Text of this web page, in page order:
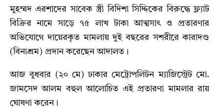
মুহম্মদ এরশাদের সাবেক স্ত্রী বিদিশা সিদ্দিকের বিরুদ্ধে ফ্ল্যাট
বিক্রির নামে সাড়ে ৭৫ লাখ টাকা আত্মসাৎ ও প্রতারণার
অভিযোগে দায়েরকৃত মামলায় দুই বছরের সশরীরে কারাদণ্ড
(বিনাশ্রম) প্রদান করেছেন আদালত।
আজ বুধবার (২০ মে) ঢাকার মেট্রোপলিটন ম্যাজিস্ট্রেট মো.
জামসেদ আলম বহুল আলোচিত এই প্রতারণা মামলার রায়
ঘোষণা করেন।